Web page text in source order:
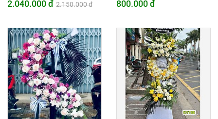
2.040.000 đ 2.150.000 đ 800.000 đ